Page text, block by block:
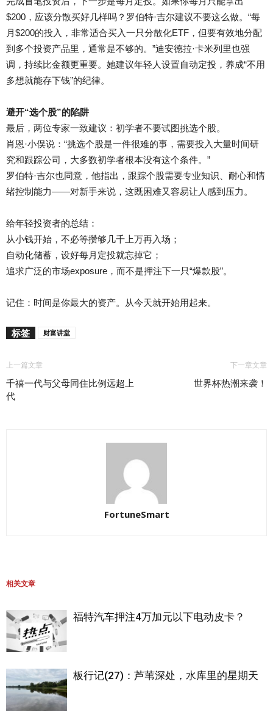
$200，应该分散买好几样吗？罗伯特·吉尔建议不要这么做。“每
月$200的投入，非常适合买入一只分散化ETF，但要有效地分配
到多个投资产品里，通常是不够的。”迪安德拉·卡米列里也强
调，持续比金额更重要。她建议年轻人设置自动定投，养成“不用
多想就能存下钱”的纪律。
避开“选个股”的陷阱
最后，两位专家一致建议：初学者不要试图挑选个股。
肖恩·小俣说：“挑选个股是一件很难的事，需要投入大量时间研
究和跟踪公司，大多数初学者根本没有这个条件。”
罗伯特·吉尔也同意，他指出，跟踪个股需要专业知识、耐心和情
绪控制能力——对新手来说，这既困难又容易让人感到压力。
给年轻投资者的总结：
从小钱开始，不必等攒够几千上万再入场；
自动化储蓄，设好每月定投就忘掉它；
追求广泛的市场exposure，而不是押注下一只“爆款股”。
记住：时间是你最大的资产。从今天就开始用起来。
标签 财富讲堂
上一篇文章
千禧一代与父母同住比例远超上
代
下一章文章
世界杯热潮来袭！
FortuneSmart
相关文章
福特汽车押注4万加元以下电动皮卡？
板行记(27)：芦苇深处，水库里的星期天